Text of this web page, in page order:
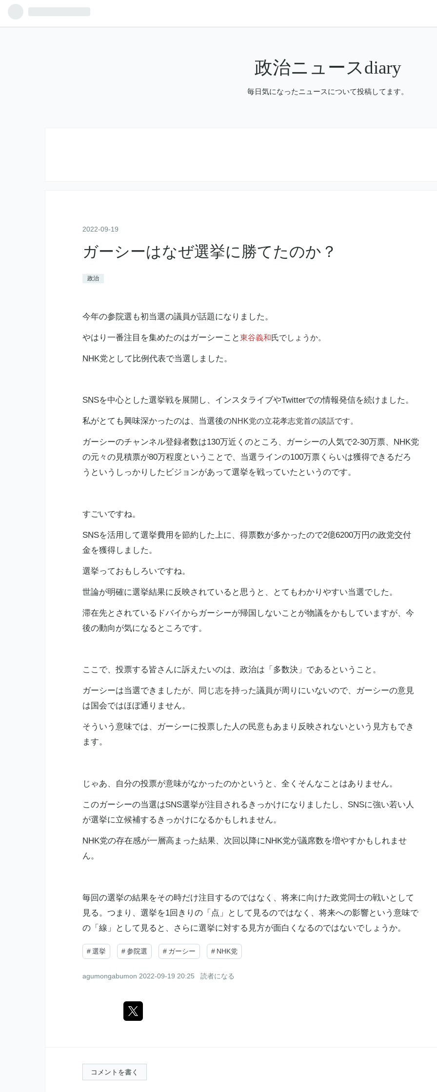
政治ニュースdiary
毎日気になったニュースについて投稿してます。
2022-09-19
ガーシーはなぜ選挙に勝てたのか？
政治
今年の参院選 も初当選の議員が話題になりました。
やはり一番注目を集めたのはガーシーこと東谷義和氏でしょうか。
NHK党として 比例代表で当選しました。
SNSを中心とした選挙戦を展開し、インスタライブやTwitterでの情報発信を続けました。
私がとても興味深かったのは、当選後のNHK党の立花孝志党首の談話です。
ガーシーのチャンネル登録者数は130万近くのところ、ガーシーの人気で2-30万票、 NHK党
の元々の見積票が80万程度ということで、当選ラインの100万票くらいは獲得できるだろ
うというしっかりしたビジョンがあって選挙を戦っていたというのです。
すごいですね。
SNSを活用して選挙費用を節約した上に、得票数が多かったので2億6200万円の政党交付
金を獲得しました。
選挙っておもしろいですね。
世論が明確に選挙結果に反映されていると思うと、とてもわかりやすい当選でした。
滞在先とされているドバイからガーシーが帰国しないことが物議をかもしていますが、今
後の動向が気になるところです。
ここで、投票する皆さんに訴えたいのは、政治は「多数決」であるということ。
ガーシーは当選できましたが、同じ志を持った議員が周りにいないので、ガーシーの意見
は国会ではほぼ通りません。
そういう意味では、ガーシーに投票した人の民意もあまり反映されないという見方もでき
ます。
じゃあ、自分の投票が意味がなかったのかというと、全くそんなことはありません。
このガーシーの当選はSNS選挙が注目されるきっかけになりましたし、 SNSに強い若い人
が選挙に立候補するきっかけになるかもしれません。
NHK党の存在感が一層高まった結果、次回以降にNHK党が議席数を増やすかもしれませ
ん。
毎回の選挙の結果をその時だけ注目するのではなく、将来に向けた政党同士の戦いとして
見る。つまり、選挙を1回きりの「点」として見るのではなく、将来への影響という意味で
の「線」として見ると、さらに選挙に対する見方が面白くなるのではないでしょうか。
# 選挙 # 参院選 # ガーシー # NHK党
agumongabumon 2022-09-19 20:25 読者になる
コメントを書く